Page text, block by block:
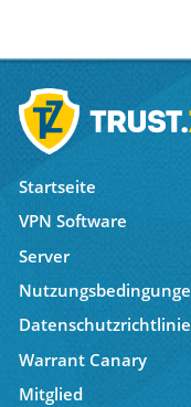
Startseite
VPN Software
Server
Datenschutzrichtlinie
Warrant Canary
Mitglied